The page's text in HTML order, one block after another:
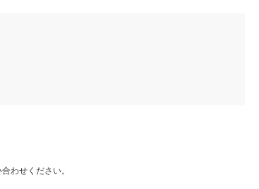
わせください。